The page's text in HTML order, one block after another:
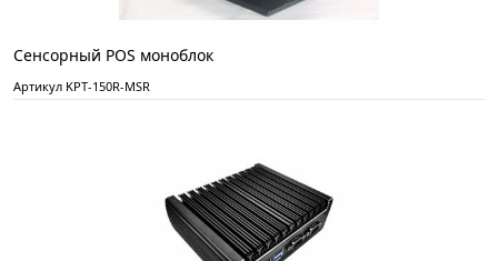
Сенсорный POS моноблок
Артикул KPT-150R-MSR